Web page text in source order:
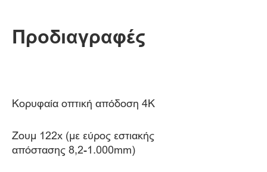
Προδιαγραφές
Κορυφαία οπτική απόδοση 4K
Ζουμ 122x (με εύρος εστιακής
απόστασης 8,2-1.000mm)